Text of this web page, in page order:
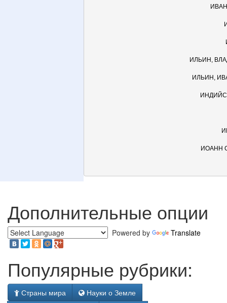
ИЛЬИН,
ИЛЬИН,
ИОАНН
Дополнительные опции
Powered by Translate
Популярные рубрики:
Страны мира
Науки о Земле